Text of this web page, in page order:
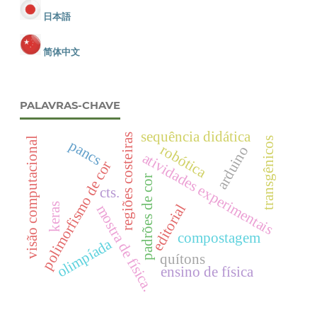
日本語
简体中文
PALAVRAS-CHAVE
editorial
padrões de cor
atividades experimentais
mostra de física.
polimorfismo de cor quítons
regiões costeiras
olimpíada
robótica
visão computacional keras
sequência didática transgênicos
cts.
compostagem
ensino de física
arduino
pancs